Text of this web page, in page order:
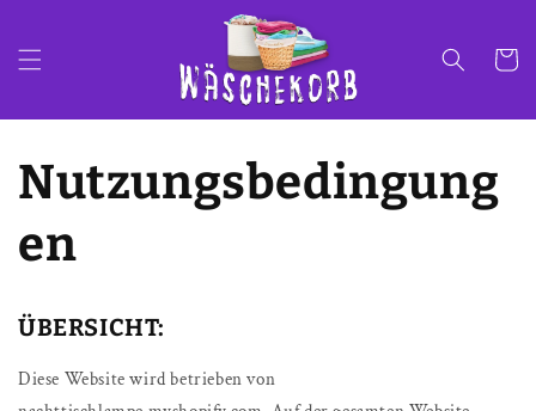
Inhalt
Nutzungsbedingung
en
ÜBERSICHT:
Diese Website wird betrieben von